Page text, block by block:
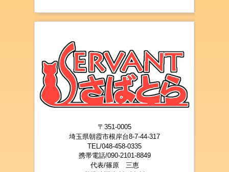
〒351-0005
埼玉県朝霞市根岸台8-7-44-317
TEL/048-458-0335
携帯電話/090-2101-8849
代表/篠原 三恵